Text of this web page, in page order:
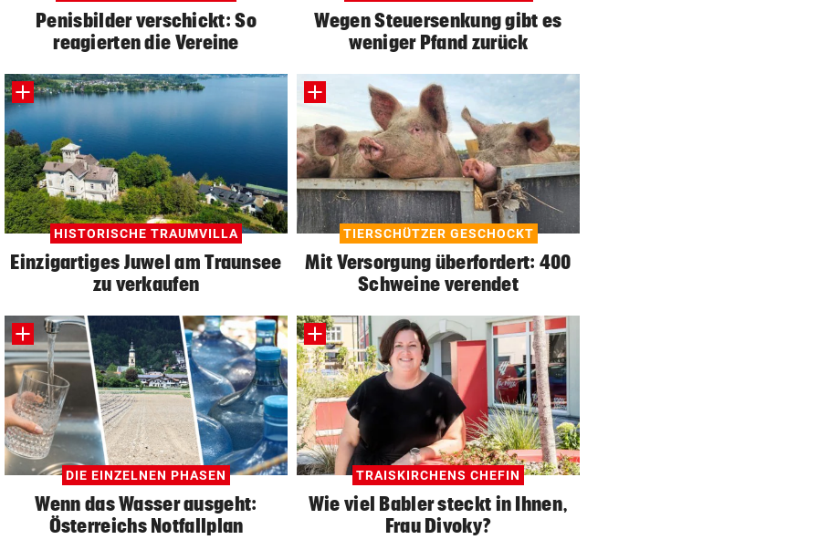
Penisbilder verschickt: So
reagierten die Vereine
Wegen Steuersenkung gibt es
weniger Pfand zurück
HISTORISCHE TRAUMVILLA
Einzigartiges Juwel am Traunsee
zu verkaufen
TIERSCHÜTZER GESCHOCKT
Mit Versorgung überfordert: 400
Schweine verendet
DIE EINZELNEN PHASEN
Wenn das Wasser ausgeht:
Österreichs Notfallplan
TRAISKIRCHENS CHEFIN
Wie viel Babler steckt in Ihnen,
Frau Divoky?